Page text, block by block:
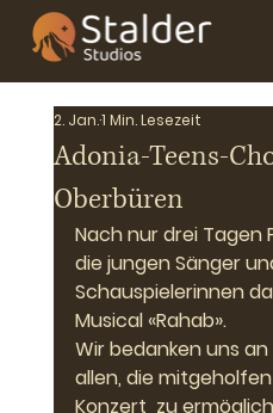
Adonia-Teens-
Oberbüren
2. Jan.1 Min. Lesezeit
Nach nur drei
die jungen Sänger
Schauspielerinnen
Musical «Rahab».
Wir bedanken uns
allen, die
Konzert  zu